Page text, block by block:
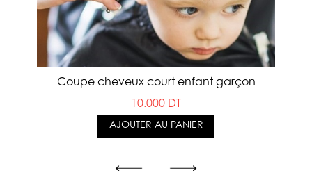
Coupe cheveux court enfant garçon
10.000 DT
AJOUTER AU PANIER